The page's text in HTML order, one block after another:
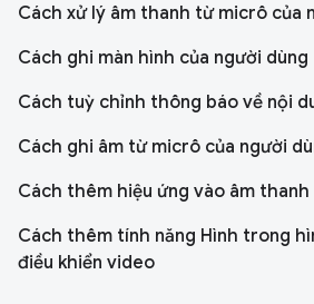
Cách xử lý âm thanh từ micrô của
Cách ghi màn hình của người dùng
Cách tuỳ chỉnh thông báo về nội
Cách ghi âm từ micrô của người
Cách thêm hiệu ứng vào âm thanh
Cách thêm tính năng Hình trong
điều khiển video